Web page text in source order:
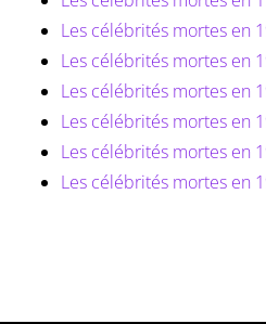
Les célébrités mortes en
Les célébrités mortes en
Les célébrités mortes en
Les célébrités mortes en
Les célébrités mortes en
Les célébrités mortes en